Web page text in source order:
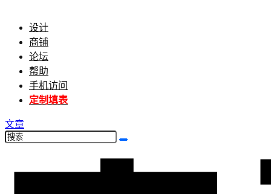
设计
商铺
论坛
帮助
手机访问
定制填表
文章